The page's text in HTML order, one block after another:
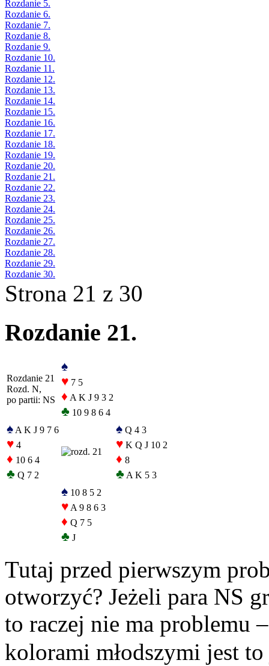
Rozdanie 5.
Rozdanie 6.
Rozdanie 7.
Rozdanie 8.
Rozdanie 9.
Rozdanie 10.
Rozdanie 11.
Rozdanie 12.
Rozdanie 13.
Rozdanie 14.
Rozdanie 15.
Rozdanie 16.
Rozdanie 17.
Rozdanie 18.
Rozdanie 19.
Rozdanie 20.
Rozdanie 21.
Rozdanie 22.
Rozdanie 23.
Rozdanie 24.
Rozdanie 25.
Rozdanie 26.
Rozdanie 27.
Rozdanie 28.
Rozdanie 29.
Rozdanie 30.
Strona 21 z 30
Rozdanie 21.
Rozdanie 21
Rozd. N,
po partii: NS
♠
♥ 7 5
♦ A K J 9 3 2
♣ 10 9 8 6 4
♠ A K J 9 7 6
♥ 4
♦ 10 6 4
♣ Q 7 2
♠ Q 4 3
♥ K Q J 10 2
♦ 8
♣ A K 5 3
♠ 10 8 5 2
♥ A 9 8 6 3
♦ Q 7 5
♣ J
Tutaj przed pierwszym
otworzyć? Jeżeli para NS
to raczej nie ma problemu
kolorami młodszymi jest